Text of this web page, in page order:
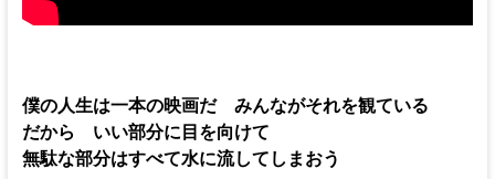
僕の人生は一本の映画だ みんながそれを観ている
だから いい部分に目を向けて
無駄な部分はすべて水に流してしまおう